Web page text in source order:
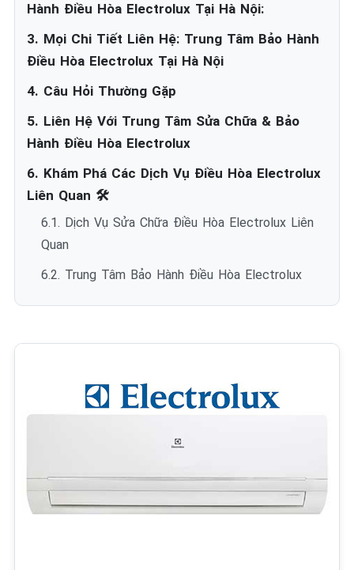
Hành Điều Hòa Electrolux Tại Hà Nội:
3. Mọi Chi Tiết Liên Hệ: Trung Tâm Bảo Hành
Điều Hòa Electrolux Tại Hà Nội
4. Câu Hỏi Thường Gặp
5. Liên Hệ Với Trung Tâm Sửa Chữa & Bảo
Hành Điều Hòa Electrolux
6. Khám Phá Các Dịch Vụ Điều Hòa Electrolux
Liên Quan 🛠️
6.1. Dịch Vụ Sửa Chữa Điều Hòa Electrolux Liên
Quan
6.2. Trung Tâm Bảo Hành Điều Hòa Electrolux